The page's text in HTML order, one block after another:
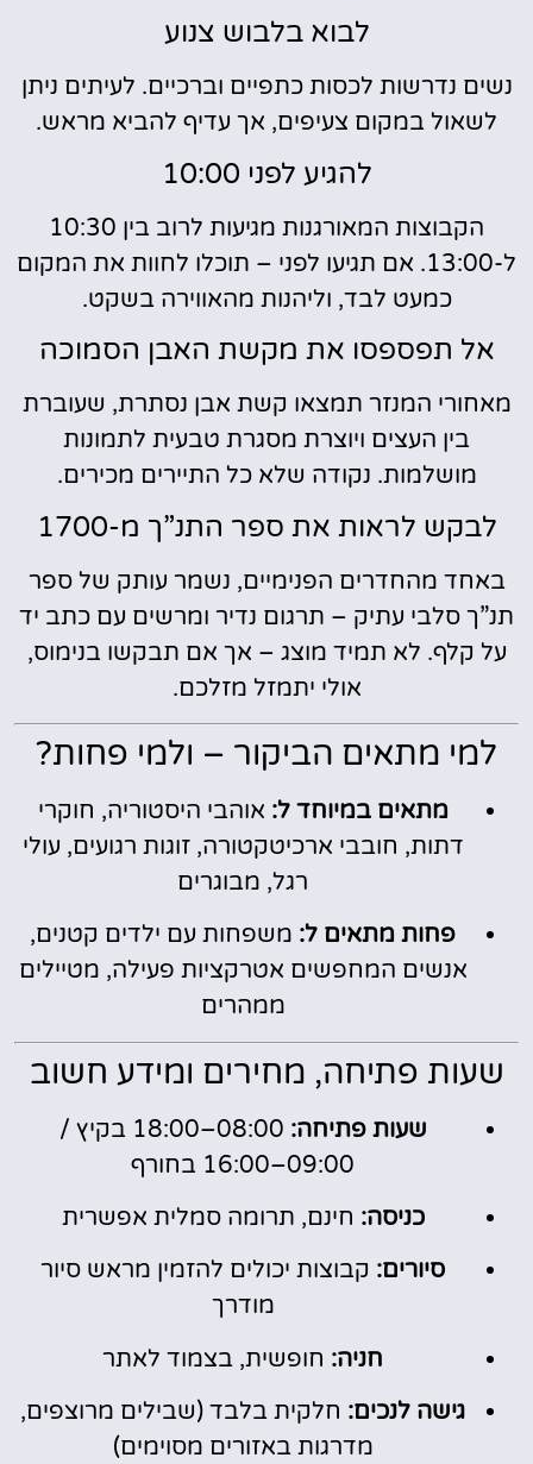
לבוא בלבוש צנוע
נשים נדרשות לכסות כתפיים וברכיים. לעיתים ניתן
לשאול במקום צעיפים, אך עדיף להביא מראש.
להגיע לפני 10:00
הקבוצות המאורגנות מגיעות לרוב בין 10:30
ל-13:00. אם תגיעו לפני – תוכלו לחוות את המקום
כמעט לבד, וליהנות מהאווירה בשקט.
אל תפספסו את מקשת האבן הסמוכה
מאחורי המנזר תמצאו קשת אבן נסתרת, שעוברת
בין העצים ויוצרת מסגרת טבעית לתמונות
מושלמות. נקודה שלא כל התיירים מכירים.
לבקש לראות את ספר התנ”ך מ-1700
באחד מהחדרים הפנימיים, נשמר עותק של ספר
תנ”ך סלבי עתיק – תרגום נדיר ומרשים עם כתב יד
על קלף. לא תמיד מוצג – אך אם תבקשו בנימוס,
אולי יתמזל מזלכם.
למי מתאים הביקור – ולמי פחות?
מתאים במיוחד ל: אוהבי היסטוריה, חוקרי
דתות, חובבי ארכיטקטורה, זוגות רגועים, עולי
רגל, מבוגרים
פחות מתאים ל: משפחות עם ילדים קטנים,
אנשים המחפשים אטרקציות פעילה, מטיילים
ממהרים
שעות פתיחה, מחירים ומידע חשוב
שעות פתיחה:
08:00–18:00 בקיץ /
09:00–16:00 בחורף
כניסה: חינם, תרומה סמלית אפשרית
סיורים: קבוצות יכולים להזמין מראש סיור
מודרך
חניה: חופשית, בצמוד לאתר
גישה לנכים: חלקית בלבד (שבילים מרוצפים,
מדרגות באזורים מסוימים)